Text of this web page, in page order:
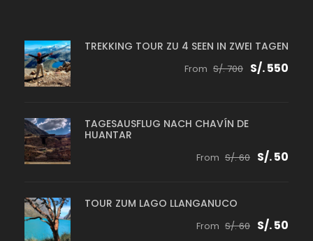
TREKKING TOUR ZU 4 SEEN IN ZWEI TAGEN
From S/. 700 S/. 550
TAGESAUSFLUG NACH CHAVÍN DE
HUANTAR
From S/. 60 S/. 50
TOUR ZUM LAGO LLANGANUCO
From S/. 60 S/. 50